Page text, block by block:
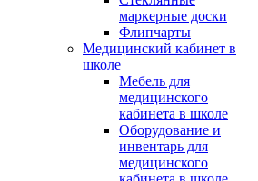
маркерные доски
Флипчарты
Медицинский кабинет в
школе
Мебель для
медицинского
кабинета в школе
Оборудование и
инвентарь для
медицинского